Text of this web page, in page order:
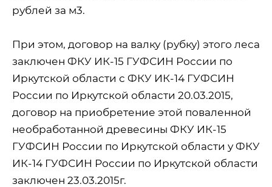
рублей за м3.
При этом, договор на валку (рубку) этого леса
заключен ФКУ ИК-15 ГУФСИН России по
Иркутской области с ФКУ ИК-14 ГУФСИН
России по Иркутской области 20.03.2015,
договор на приобретение этой поваленной
необработанной древесины ФКУ ИК-15
ГУФСИН России по Иркутской области у ФКУ
ИК-14 ГУФСИН России по Иркутской области
заключен 23.03.2015г.